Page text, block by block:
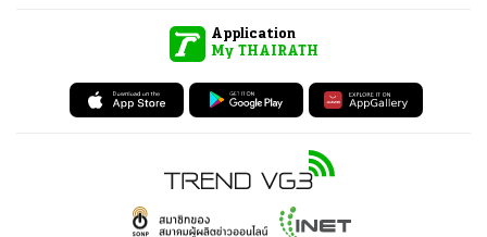
Application
My THAIRATH